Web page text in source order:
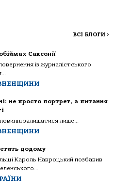
ВСІ БЛОГИ >
Саксонії
із журналістського
не просто портрет, а питання
повинні залишатися лише...
додому
Кароль Навроцький позбавив